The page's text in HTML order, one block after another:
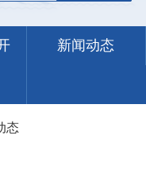
新闻动态
态